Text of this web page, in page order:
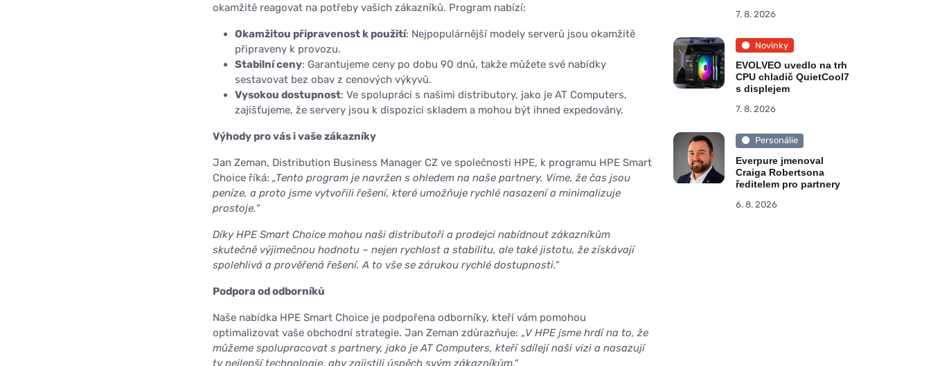
okamžitě reagovat na potřeby vašich zákazníků. Program nabízí:
Okamžitou připravenost k použití: Nejpopulárnější modely serverů jsou okamžitě
připraveny k provozu.
Stabilní ceny: Garantujeme ceny po dobu 90 dnů, takže můžete své nabídky
sestavovat bez obav z cenových výkyvů.
Vysokou dostupnost: Ve spolupráci s našimi distributory, jako je AT Computers,
zajišťujeme, že servery jsou k dispozici skladem a mohou být ihned expedovány.
Výhody pro vás i vaše zákazníky
Jan Zeman, Distribution Business Manager CZ ve společnosti HPE, k programu HPE Smart
Choice říká: „Tento program je navržen s ohledem na naše partnery. Víme, že čas jsou
peníze, a proto jsme vytvořili řešení, které umožňuje rychlé nasazení a minimalizuje
prostoje.“
Díky HPE Smart Choice mohou naši distributoři a prodejci nabídnout zákazníkům
skutečně výjimečnou hodnotu – nejen rychlost a stabilitu, ale také jistotu, že získávají
spolehlivá a prověřená řešení. A to vše se zárukou rychlé dostupnosti.“
Podpora od odborníků
Naše nabídka HPE Smart Choice je podpořena odborníky, kteří vám pomohou
optimalizovat vaše obchodní strategie. Jan Zeman zdůrazňuje: „V HPE jsme hrdí na to, že
můžeme spolupracovat s partnery, jako je AT Computers, kteří sdílejí naši vizi a nasazují
ty nejlepší technologie, aby zajistili úspěch svým zákazníkům.“
7. 8. 2026
Novinky
EVOLVEO uvedlo na trh
CPU chladič QuietCool7
s displejem
7. 8. 2026
Personálie
Everpure jmenoval
Craiga Robertsona
ředitelem pro partnery
6. 8. 2026